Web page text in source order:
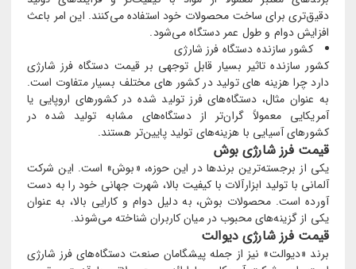
دقیق‌تری برای ساخت محصولات خود استفاده می‌کنند. این امر باعث
افزایش دوام و طول عمر دستگاه می‌شود.
کشور سازنده دستگاه فرز شارژی
کشور سازنده تاثیر بسیار قابل توجهی بر قیمت دستگاه فرز شارژی
دارد چرا هزینه های تولید در کشور های مختلف بسیار متفاوت است.
به عنوان مثال، دستگاه‌های فرز تولید شده در کشورهای اروپایی یا
آمریکایی معمولاً گران‌تر از دستگاه‌های مشابه تولید شده در
کشورهای آسیایی با هزینه‌های تولید پایین‌تر هستند.
قیمت فرز شارژی بوش
یکی از برجسته‌ترین برندها در این حوزه، «بوش» است. این شرکت
آلمانی با تولید ابزارآلات با کیفیت بالا، شهرت جهانی خود را به دست
آورده است. محصولات بوش، به دلیل دوام و کارایی بالا، به عنوان
یکی از گزینه‌های محبوب در میان کاربران شناخته می‌شوند.
قیمت فرز شارژی دیوالت
برند «دیوالت» نیز از جمله پیشگامان صنعت دستگاه‌های فرز شارژی